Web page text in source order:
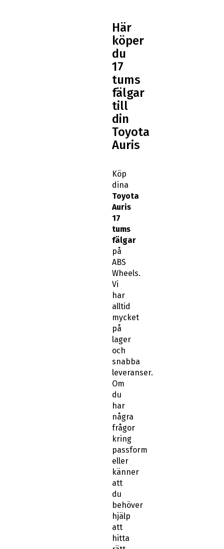
Här
köper
du
17
tums
fälgar
till
din
Toyota
Auris
Köp
dina
Toyota
Auris
17
tums
fälgar
på
ABS
Wheels.
Vi
har
alltid
mycket
på
lager
och
snabba
leveranser.
Om
du
har
några
frågor
kring
passform
eller
känner
att
du
behöver
hjälp
att
hitta